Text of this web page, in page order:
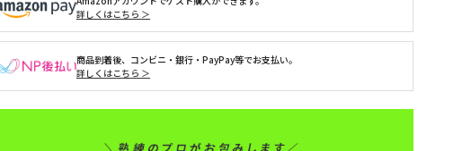
詳しくはこちら ＞
商品到着後、コンビニ・銀行・PayPay等でお支払い。
詳しくはこちら ＞